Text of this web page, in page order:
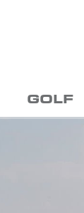
GOLF